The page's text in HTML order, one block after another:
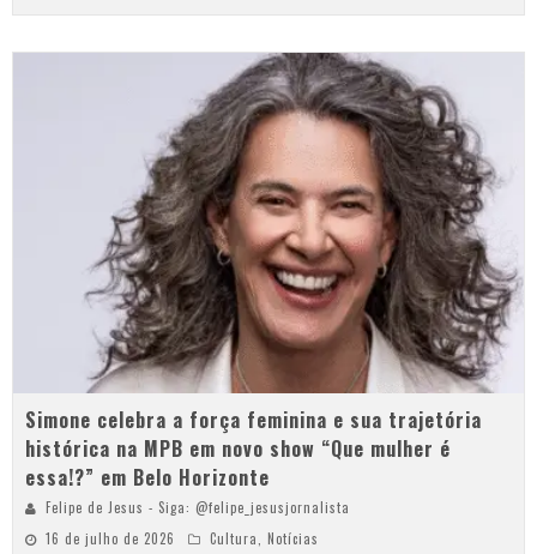
Simone celebra a força feminina e sua trajetória
histórica na MPB em novo show “Que mulher é
essa!?” em Belo Horizonte
Felipe de Jesus - Siga: @felipe_jesusjornalista
16 de julho de 2026
Cultura Notícias